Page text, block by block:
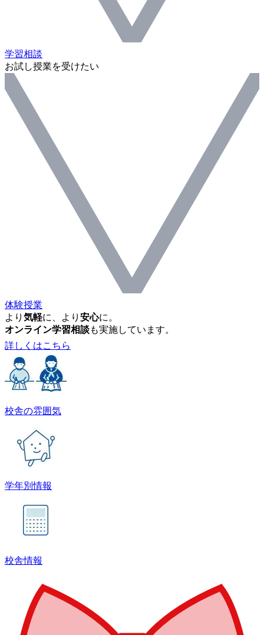
学習相談
お試し授業を受けたい
体験授業
より 気軽に、より 安心に。
オンライン学習相談も実施しています。
詳しくはこちら
校舎の雰囲気
学年別情報
校舎情報